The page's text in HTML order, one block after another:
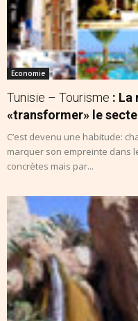
Economie
Tunisie – Tourisme : La
«transformer» le
C’est devenu une habitude:
marquer son empreinte dans
concrètes mais par...